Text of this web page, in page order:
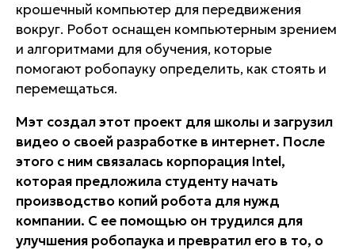
крошечный компьютер для передвижения
вокруг. Робот оснащен компьютерным зрением
и алгоритмами для обучения, которые
помогают робопауку определить, как стоять и
перемещаться.
Мэт создал этот проект для школы и загрузил
видео о своей разработке в интернет. После
этого с ним связалась корпорация Intel,
которая предложила студенту начать
производство копий робота для нужд
компании. С ее помощью он трудился для
улучшения робопаука и превратил его в то, о